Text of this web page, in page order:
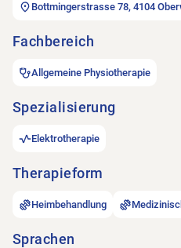
Bottmingerstrasse 78, 4104
Fachbereich
Allgemeine Physiotherapie
Spezialisierung
Elektrotherapie
Therapieform
Heimbehandlung
Sprachen